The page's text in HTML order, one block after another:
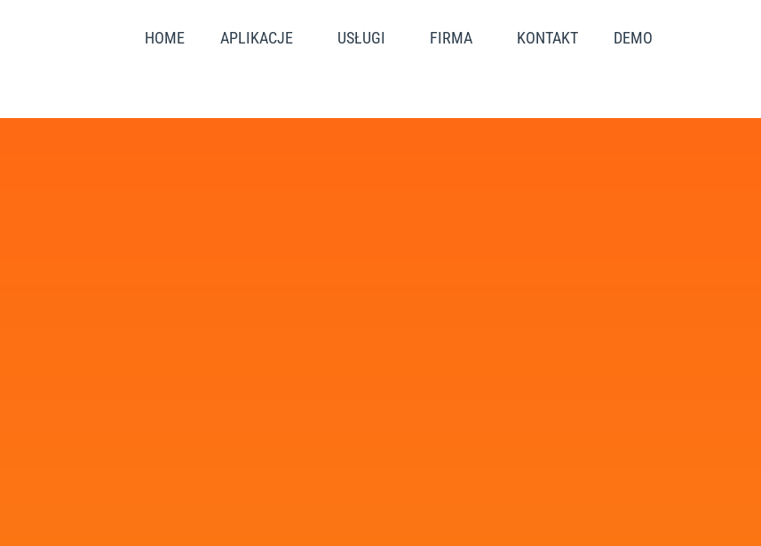
HOME APLIKACJE USŁUGI FIRMA KONTAKT DEMO